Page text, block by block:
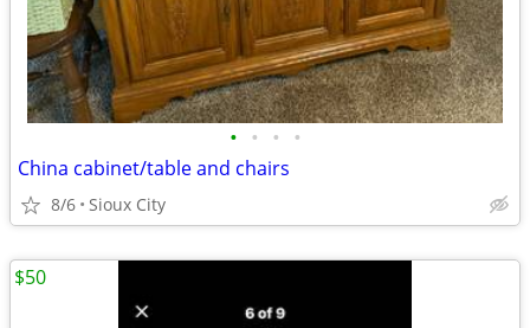
• • • •
China cabinet/table and chairs
8/6 Sioux City
$50